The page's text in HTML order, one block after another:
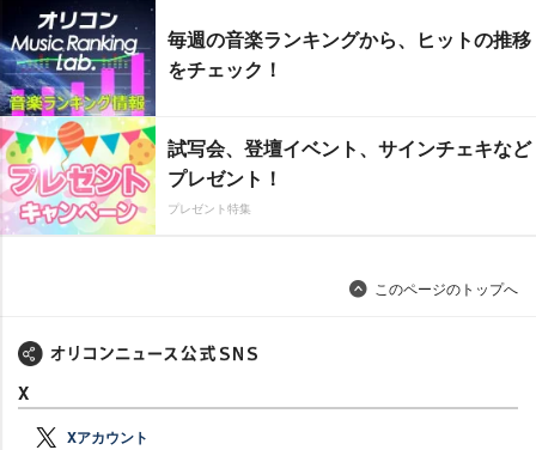
毎週の音楽ランキングから、ヒットの推移
をチェック！
試写会、登壇イベント、サインチェキなど
プレゼント！
プレゼント特集
このページのトップへ
X
Xアカウント